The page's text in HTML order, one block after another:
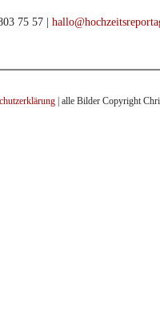
75 57 |
| alle Bilder Copyright